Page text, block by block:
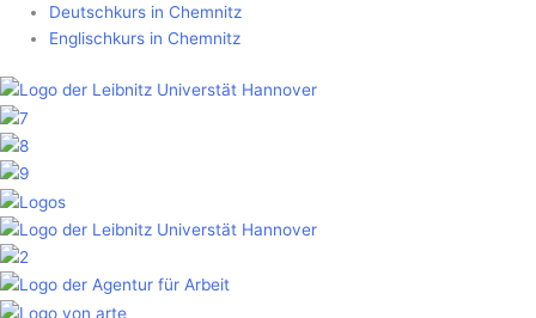
Deutschkurs in Chemnitz
Englischkurs in Chemnitz